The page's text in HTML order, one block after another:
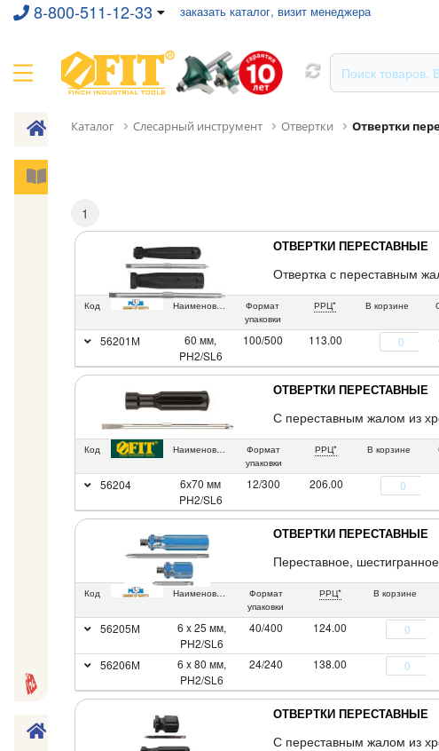
8-800-511-12-33 заказать каталог, визит менеджера
Каталог Слесарный инструмент Отвертки Отвертки
1
ОТВЕРТКИ ПЕРЕСТАВНЫЕ
Отвертка с переставным
Код Наименование
Формат
упаковки
РРЦ* В корзине
56201М
60 мм,
PH2/SL6
100/500 113.00
ОТВЕРТКИ ПЕРЕСТАВНЫЕ
С переставным жалом из
Код Наименование
Формат
упаковки
РРЦ* В корзине
56204
6х70 мм
PH2/SL6
12/300 206.00
ОТВЕРТКИ ПЕРЕСТАВНЫЕ
Переставное,
Код Наименование
Формат
упаковки
РРЦ* В корзине
56205М
6 x 25 мм,
PH2/SL6
40/400 124.00
56206М
6 x 80 мм,
PH2/SL6
24/240 138.00
ОТВЕРТКИ ПЕРЕСТАВНЫЕ
С переставным жалом из